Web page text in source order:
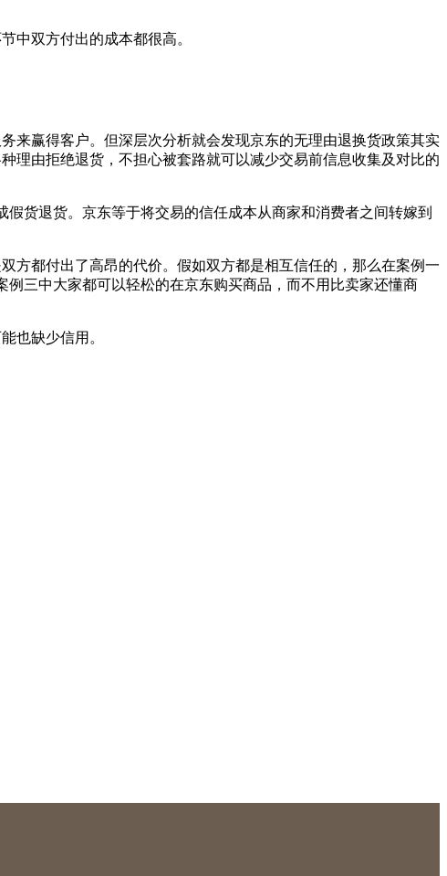
中双方付出的成本都很高。
来赢得客户。但深层次分析就会发现京东的无理由退换货政策其实
理由拒绝退货，不担心被套路就可以减少交易前信息收集及对比的
货退货。京东等于将交易的信任成本从商家和消费者之间转嫁到
方都付出了高昂的代价。假如双方都是相互信任的，那么在案例一
三中大家都可以轻松的在京东购买商品，而不用比卖家还懂商
也缺少信用。